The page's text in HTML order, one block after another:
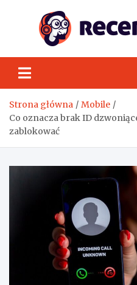
Strona główna
Mobile
Co oznacza brak ID
zablokować